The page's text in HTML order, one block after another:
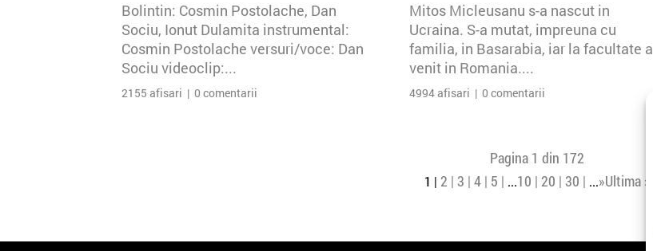
Bolintin: Cosmin Postolache, Dan
Sociu, Ionut Dulamita instrumental:
Cosmin Postolache versuri/voce: Dan
Sociu videoclip:...
2155 afisari | 0 comentarii
Mitos Micleusanu s-a nascut in
Ucraina. S-a mutat, impreuna cu
familia, in Basarabia, iar la facultate a
venit in Romania....
4994 afisari | 0 comentarii
Pagina 1 din 172
1 2 3 4 5 ...10 20 30 ...»Ultima »